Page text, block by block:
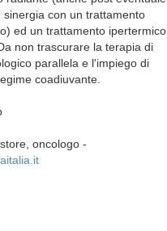
sinergia con un trattamento
ed un trattamento ipertermico
non trascurare la terapia di
parallela e l'impiego di
coadiuvante.
oncologo -